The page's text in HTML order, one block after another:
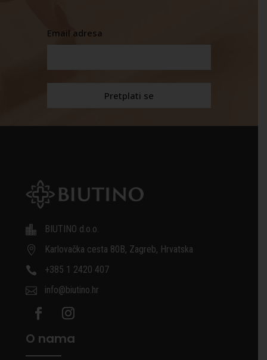
Email adresa

BIUTINO d.o.o.

Karlovačka cesta 80B, Zagreb, Hrvatska

+385 1 2420 407

info@biutino.hr
O nama